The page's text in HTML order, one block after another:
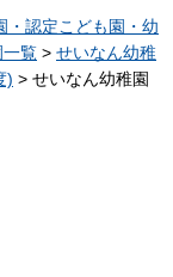
・認定こども園・幼
一覧 > せいなん幼稚
) > せいなん幼稚園